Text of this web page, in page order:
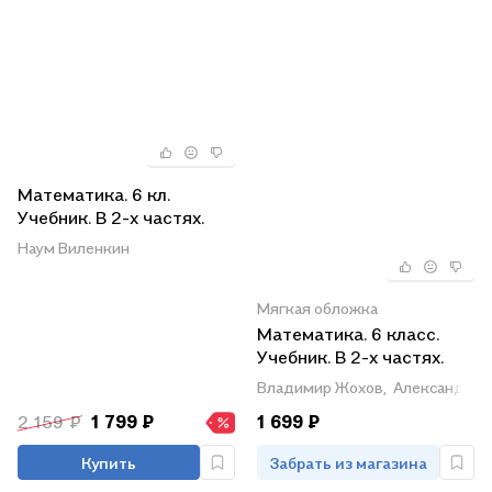
Математика. 6 кл.
Учебник. В 2-х частях.
(Цв.) (ФГОС).
Наум Виленкин
2 159 ₽ 1 799 ₽
Купить
Мягкая обложка
Математика. 6 класс.
Учебник. В 2-х частях.
Часть 2. Базовый
уровень. ФГОС 2021
Владимир Жохов, Александр
1 699 ₽
Забрать из магазина